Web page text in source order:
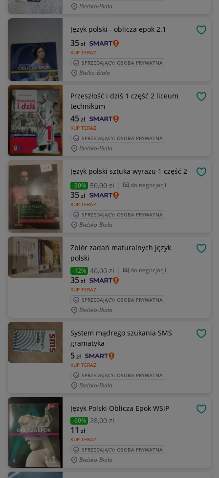
Bielsko-Biała
Język polski - oblicza epok 2.1
KUP TERAZ
35zł
SPRZEDAJĄCY: OSOBA PRYWATNA
Bielko-Biała
Przeszłość i dziś 1 część 2 liceum
technikum
KUP TERAZ
45zł
SPRZEDAJĄCY: OSOBA PRYWATNA
Bielsko-Biała
Język polski sztuka wyrazu 1 część 2
-30% 50,00 zł do negocjacji
KUP TERAZ
35zł
SPRZEDAJĄCY: OSOBA PRYWATNA
Bielsko-Biała
Zbiór zadań maturalnych język
polski
-12% 40,00 zł do negocjacji
KUP TERAZ
35zł
SPRZEDAJĄCY: OSOBA PRYWATNA
Bielsko-Biała
System mądrego szukania SMS
gramatyka
KUP TERAZ
5zł
SPRZEDAJĄCY: OSOBA PRYWATNA
Bielsko-Biała
Język Polski Oblicza Epok WSiP
-60% 28,00 zł
KUP TERAZ
11 zł
SPRZEDAJĄCY: OSOBA PRYWATNA
Bielsko-Biała